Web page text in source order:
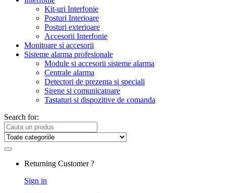
Kit-uri Interfonie
Posturi Interioare
Posturi exterioare
Accesorii Interfonie
Monitoare si accesorii
Sisteme alarma profesionale
Module si accesorii sisteme alarma
Centrale alarma
Detectori de prezenta si speciali
Sirene si comunicatoare
Tastaturi si dispozitive de comanda
Search for:
Returning Customer ?
Sign in